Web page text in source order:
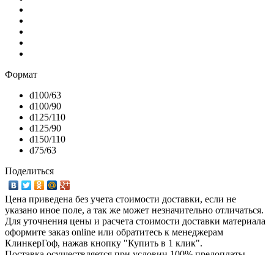
Формат
d100/63
d100/90
d125/110
d125/90
d150/110
d75/63
Поделиться
Цена приведена без учета стоимости доставки, если не
указано иное поле, а так же может незначительно отличаться.
Для уточнения цены и расчета стоимости доставки материала
оформите заказ online или обратитесь к менеджерам
КлинкерГоф, нажав кнопку "Купить в 1 клик".